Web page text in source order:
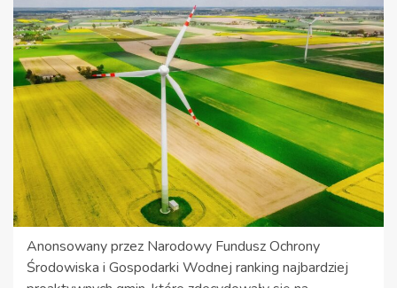
Anonsowany przez Narodowy Fundusz Ochrony
Środowiska i Gospodarki Wodnej ranking najbardziej